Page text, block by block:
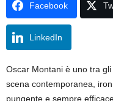
Facebook
LinkedIn
Oscar Montani è uno tra
scena contemporanea,
pungente e sempre